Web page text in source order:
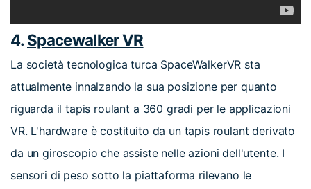
4.Spacewalker VR
La società tecnologica turca SpaceWalkerVR sta
attualmente innalzando la sua posizione per quanto
riguarda il tapis roulant a 360 gradi per le applicazioni
VR. L'hardware è costituito da un tapis roulant derivato
da un giroscopio che assiste nelle azioni dell'utente. I
sensori di peso sotto la piattaforma rilevano le